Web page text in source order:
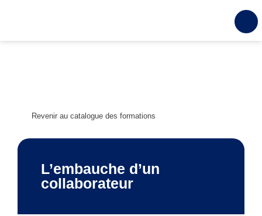
Revenir au catalogue des formations
L’embauche d’un
collaborateur